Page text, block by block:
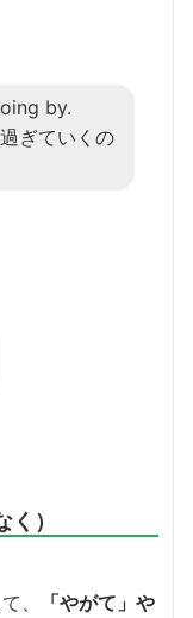
by.
ぎていくの
）
、
「やがて」や